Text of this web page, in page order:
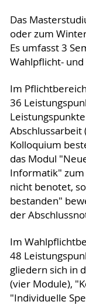
Das
oder zum
Es umfasst 3
Wahlpflicht-
Im
36
Kolloquium
das Modul
Informatik" zum
nicht benotet,
bestanden"
der
Im
48
gliedern sich in
(vier Module),
"Individuelle